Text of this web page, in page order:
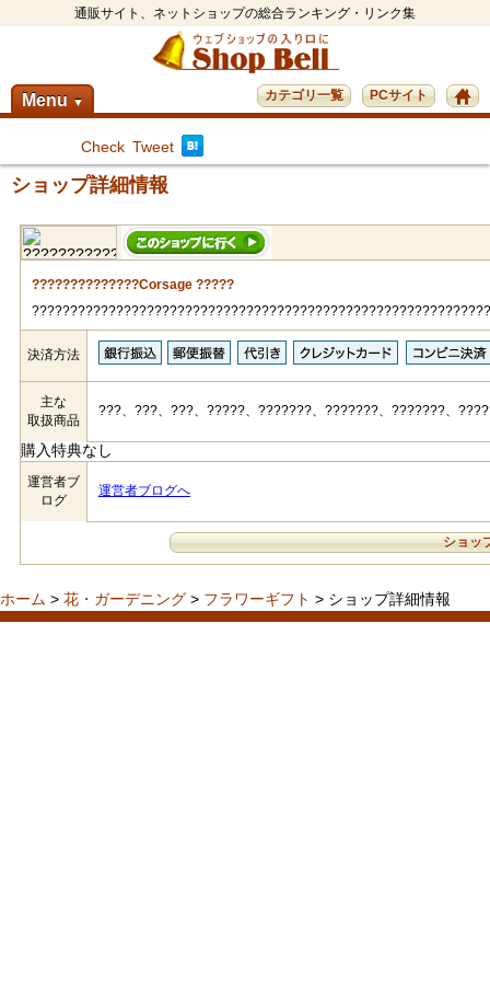
通販サイト、ネットショップの総合ランキング・リンク集
Menu ▼ PCサイト
カテゴリ一覧
Check Tweet
ショップ詳細情報
??????????????Corsage ?????
決済方法
主な
取扱商品
???、???、???、?????、???????、???????、???????、
購入特典なし
運営者ブ
ログ
運営者ブログへ
ショッ
ホーム > 花・ガーデニング > フラワーギフト > ショップ詳細情報